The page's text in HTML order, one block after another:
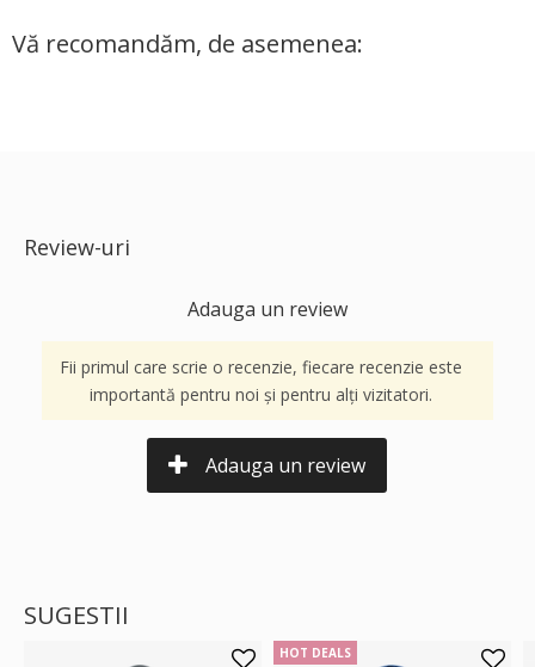
Vă recomandăm, de asemenea:
Review-uri
Adauga un review
Fii primul care scrie o recenzie, fiecare recenzie este
importantă pentru noi și pentru alți vizitatori.
Adauga un review
SUGESTII
HOT DEALS